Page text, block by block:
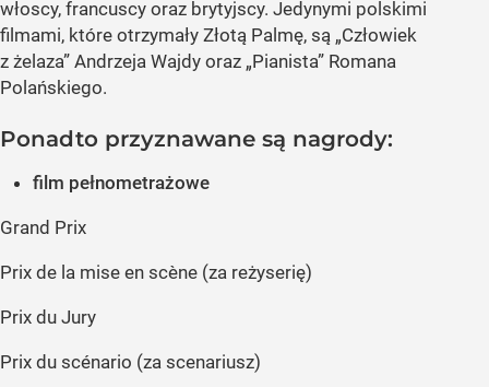
włoscy, francuscy oraz brytyjscy. Jedynymi polskimi
filmami, które otrzymały Złotą Palmę, są „Człowiek
z żelaza” Andrzeja Wajdy oraz „Pianista” Romana
Polańskiego.
Ponadto przyznawane są nagrody:
film pełnometrażowe
Grand Prix
Prix de la mise en scène (za reżyserię)
Prix du Jury
Prix du scénario (za scenariusz)